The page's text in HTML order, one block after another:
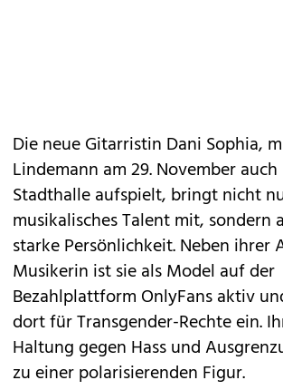
Die neue Gitarristin Dani Sophia,
Lindemann am 29. November
Stadthalle aufspielt, bringt nicht
musikalisches Talent mit, sondern
starke Persönlichkeit. Neben ihrer
Musikerin ist sie als Model auf der
Bezahlplattform OnlyFans aktiv
dort für Transgender-Rechte ein.
Haltung gegen Hass und
zu einer polarisierenden Figur.